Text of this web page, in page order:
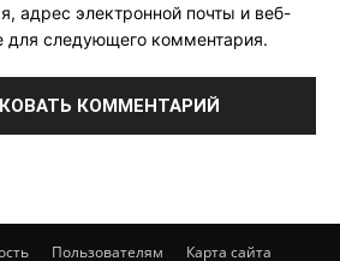
адрес электронной почты и веб-
для следующего комментария.
Пользователям Карта сайта